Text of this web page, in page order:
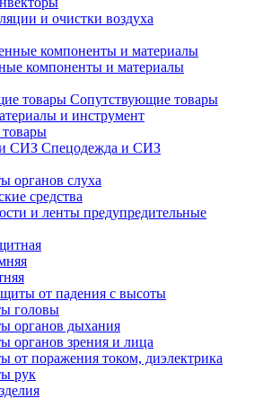
и очистки воздуха
компоненты и материалы
Сопутствующие товары
и инструмент
Спецодежда и СИЗ
органов слуха
средства
и ленты предупредительные
от падения с высоты
головы
органов дыхания
органов зрения и лица
от поражения током, диэлектрика
рук